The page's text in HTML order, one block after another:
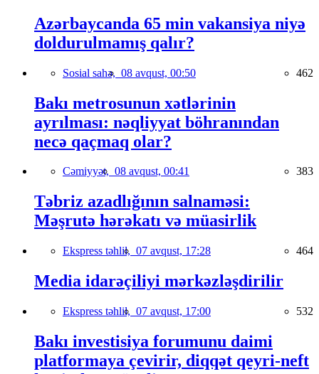
Azərbaycanda 65 min vakansiya niyə
doldurulmamış qalır?
Sosial sahə, 08 avqust, 00:50 462
Bakı metrosunun xətlərinin
ayrılması: nəqliyyat böhranından
necə qaçmaq olar?
Cəmiyyət, 08 avqust, 00:41 383
Təbriz azadlığının salnaməsi:
Məşrutə hərəkatı və müasirlik
Ekspress təhlil, 07 avqust, 17:28 464
Media idarəçiliyi mərkəzləşdirilir
Ekspress təhlil, 07 avqust, 17:00 532
Bakı investisiya forumunu daimi
platformaya çevirir, diqqət qeyri-neft